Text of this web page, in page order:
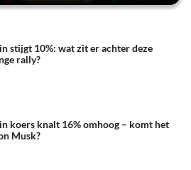
stijgt 10%: wat zit er achter deze
rally?
koers knalt 16% omhoog – komt het
Musk?